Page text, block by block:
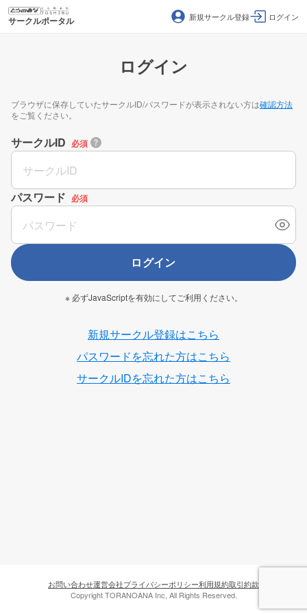
サークルポータル 新規サークル登録 ログイン
ログイン
ブラウザに保存していたサークルID/パスワードが表示されない方は確認方法
をご覧ください。
サークルID 必須
パスワード 必須
ログイン
※ 必ずJavaScriptを有効にしてご利用ください。
新規サークル登録はこちら
パスワードを忘れた方はこちら
サークルIDを忘れた方はこちら
お問い合わせ運営会社プライバシーポリシー利用規約取引約款
Copyright TORANOANA Inc, All Rights Reserved.